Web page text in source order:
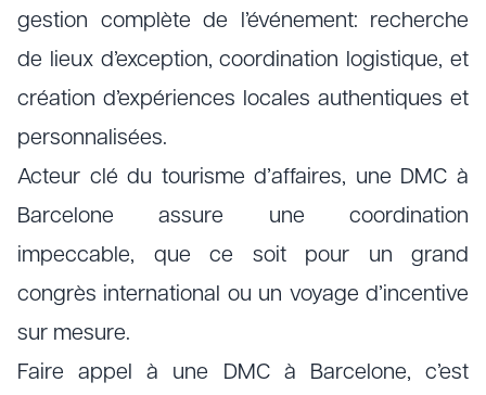
gestion complète de l’événement: recherche
de lieux d’exception, coordination logistique, et
création d’expériences locales authentiques et
personnalisées.
Acteur clé du tourisme d’affaires, une DMC à
Barcelone assure une coordination
impeccable, que ce soit pour un grand
congrès international ou un voyage d’incentive
sur mesure.
Faire appel à une DMC à Barcelone, c’est